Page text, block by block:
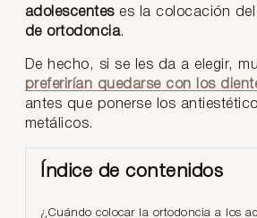
adolescenteses la colocación del
de ortodoncia.
De hecho, si se les da a elegir,
preferirían quedarse con los
antes que ponerse los
metálicos.
Índice de contenidos
¿Cuándo colocar la ortodoncia a los